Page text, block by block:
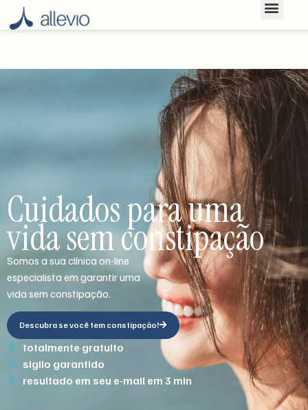
Cuidados para uma
vida sem constipação
Somos a sua clínica on-line
especialista em garantir uma
vida sem constipação.
Descubra se você tem constipação!
totalmente gratuito
sigilo garantido
resultado em seu e-mail em 3 min